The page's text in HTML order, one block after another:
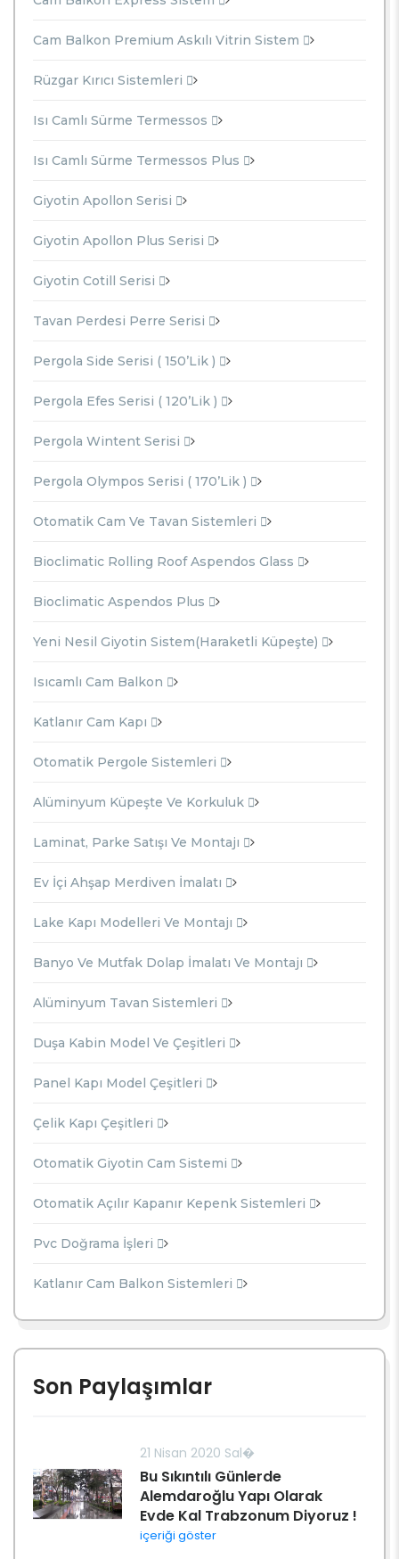
Cam Balkon Premium Askılı Vitrin Sistem
Rüzgar Kırıcı Sistemleri
Isı Camlı Sürme Termessos
Isı Camlı Sürme Termessos Plus
Giyotin Apollon Serisi
Giyotin Apollon Plus Serisi
Giyotin Cotill Serisi
Tavan Perdesi Perre Serisi
Pergola Side Serisi ( 150’lik )
Pergola Efes Serisi ( 120’lik )
Pergola Wintent Serisi
Pergola Olympos Serisi ( 170’lik )
Otomatik Cam Ve Tavan Sistemleri
Bioclimatic Rolling Roof Aspendos Glass
Bioclimatic Aspendos Plus
Yeni Nesil Giyotin Sistem(Haraketli Küpeşte)
Isıcamlı Cam Balkon
Katlanır Cam Kapı
Otomatik Pergole Sistemleri
Alüminyum Küpeşte Ve Korkuluk
Laminat, Parke Satışı Ve Montajı
Ev İçi Ahşap Merdiven İmalatı
Lake Kapı Modelleri Ve Montajı
Banyo Ve Mutfak Dolap İmalatı Ve Montajı
Alüminyum Tavan Sistemleri
Duşa Kabin Model Ve Çeşitleri
Panel Kapı Model Çeşitleri
Çelik Kapı Çeşitleri
Otomatik Giyotin Cam Sistemi
Otomatik Açılır Kapanır Kepenk Sistemleri
Pvc Doğrama İşleri
Katlanır Cam Balkon Sistemleri
Son Paylaşımlar
21 Nisan 2020 Sal�
Bu Sıkıntılı Günlerde
Alemdaroğlu Yapı Olarak
Evde Kal Trabzonum Diyoruz !
içeriği göster